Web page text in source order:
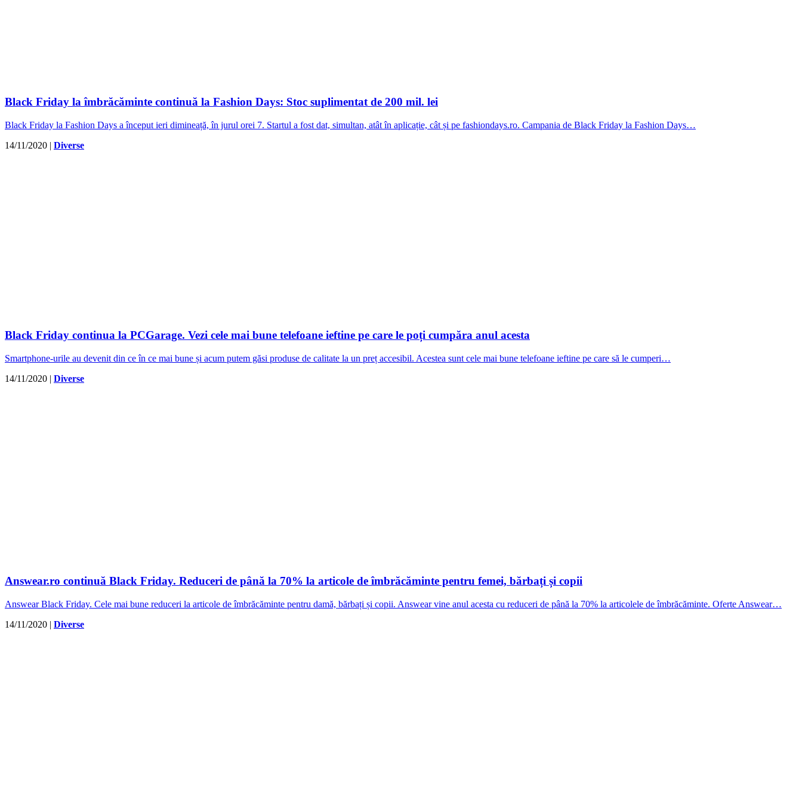
Black Friday la îmbrăcăminte continuă la Fashion Days: Stoc suplimentat de 200 mil. lei
Black Friday la Fashion Days a început ieri dimineață, în jurul orei 7. Startul a fost dat, simultan, atât în aplicație, cât și pe fashiondays.ro. Campania de Black Friday la Fashion Days…
14/11/2020 | Diverse
Black Friday continua la PCGarage. Vezi cele mai bune telefoane ieftine pe care le poți cumpăra anul acesta
Smartphone-urile au devenit din ce în ce mai bune și acum putem găsi produse de calitate la un preț accesibil. Acestea sunt cele mai bune telefoane ieftine pe care să le cumperi…
14/11/2020 | Diverse
Answear.ro continuă Black Friday. Reduceri de până la 70% la articole de îmbrăcăminte pentru femei, bărbați și copii
Answear Black Friday. Cele mai bune reduceri la articole de îmbrăcăminte pentru damă, bărbați și copii. Answear vine anul acesta cu reduceri de până la 70% la articolele de îmbrăcăminte. Oferte Answear…
14/11/2020 | Diverse